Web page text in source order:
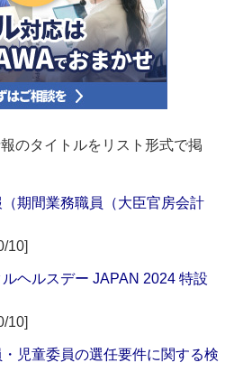
のタイトルをリスト形式で掲
期間業務職員（大臣官房会計
10]
ヘルスデー JAPAN 2024 特設
10]
児童委員の選任要件に関する検